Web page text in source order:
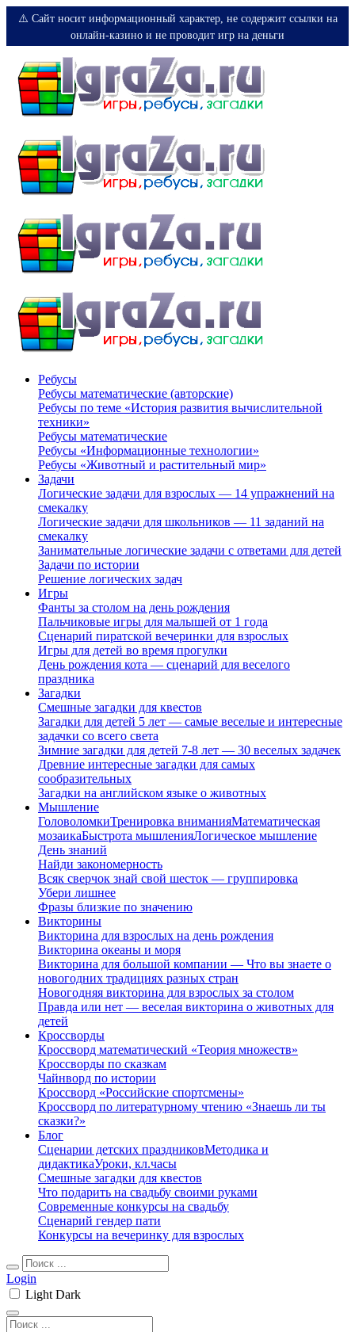
⚠️ Сайт носит информационный характер, не содержит ссылки на
онлайн-казино и не проводит игр на деньги
Ребусы
Ребусы математические (авторские)
Ребусы по теме «История развития вычислительной
техники»
Ребусы математические
Ребусы «Информационные технологии»
Ребусы «Животный и растительный мир»
Задачи
Логические задачи для взрослых — 14 упражнений на
смекалку
Логические задачи для школьников — 11 заданий на
смекалку
Занимательные логические задачи с ответами для детей
Задачи по истории
Решение логических задач
Игры
Фанты за столом на день рождения
Пальчиковые игры для малышей от 1 года
Сценарий пиратской вечеринки для взрослых
Игры для детей во время прогулки
День рождения кота — сценарий для веселого
праздника
Загадки
Смешные загадки для квестов
Загадки для детей 5 лет — самые веселые и интересные
задачки со всего света
Зимние загадки для детей 7-8 лет — 30 веселых задачек
Древние интересные загадки для самых
сообразительных
Загадки на английском языке о животных
Мышление
ГоловоломкиТренировка вниманияМатематическая
мозаикаБыстрота мышленияЛогическое мышление
День знаний
Найди закономерность
Всяк сверчок знай свой шесток — группировка
Убери лишнее
Фразы близкие по значению
Викторины
Викторина для взрослых на день рождения
Викторина океаны и моря
Викторина для большой компании — Что вы знаете о
новогодних традициях разных стран
Новогодняя викторина для взрослых за столом
Правда или нет — веселая викторина о животных для
детей
Кроссворды
Кроссворд математический «Теория множеств»
Кроссворды по сказкам
Чайнворд по истории
Кроссворд «Российские спортсмены»
Кроссворд по литературному чтению «Знаешь ли ты
сказки?»
Блог
Сценарии детских праздниковМетодика и
дидактикаУроки, кл.часы
Смешные загадки для квестов
Что подарить на свадьбу своими руками
Современные конкурсы на свадьбу
Сценарий гендер пати
Конкурсы на вечеринку для взрослых
Login
Light Dark